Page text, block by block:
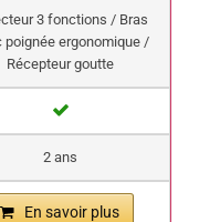
3 fonctions / Bras
poignée ergonomique /
Récepteur goutte
2 ans
En savoir plus